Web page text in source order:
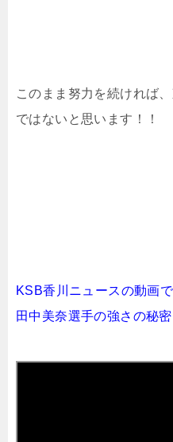
このまま努力を続ければ
ではないと思います！！
KSB香川ニュースの動画で
田中美奈選手の強さの秘